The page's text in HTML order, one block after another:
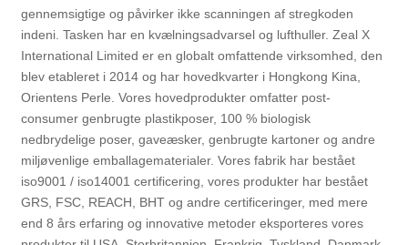
gennemsigtige og påvirker ikke scanningen af ​​stregkoden
indeni. Tasken har en kvælningsadvarsel og lufthuller. Zeal X
International Limited er en globalt omfattende virksomhed, den
blev etableret i 2014 og har hovedkvarter i Hongkong Kina,
Orientens Perle. Vores hovedprodukter omfatter post-
consumer genbrugte plastikposer, 100 % biologisk
nedbrydelige poser, gaveæsker, genbrugte kartoner og andre
miljøvenlige emballagematerialer. Vores fabrik har bestået
iso9001 / iso14001 certificering, vores produkter har bestået
GRS, FSC, REACH, BHT og andre certificeringer, med mere
end 8 års erfaring og innovative metoder eksporteres vores